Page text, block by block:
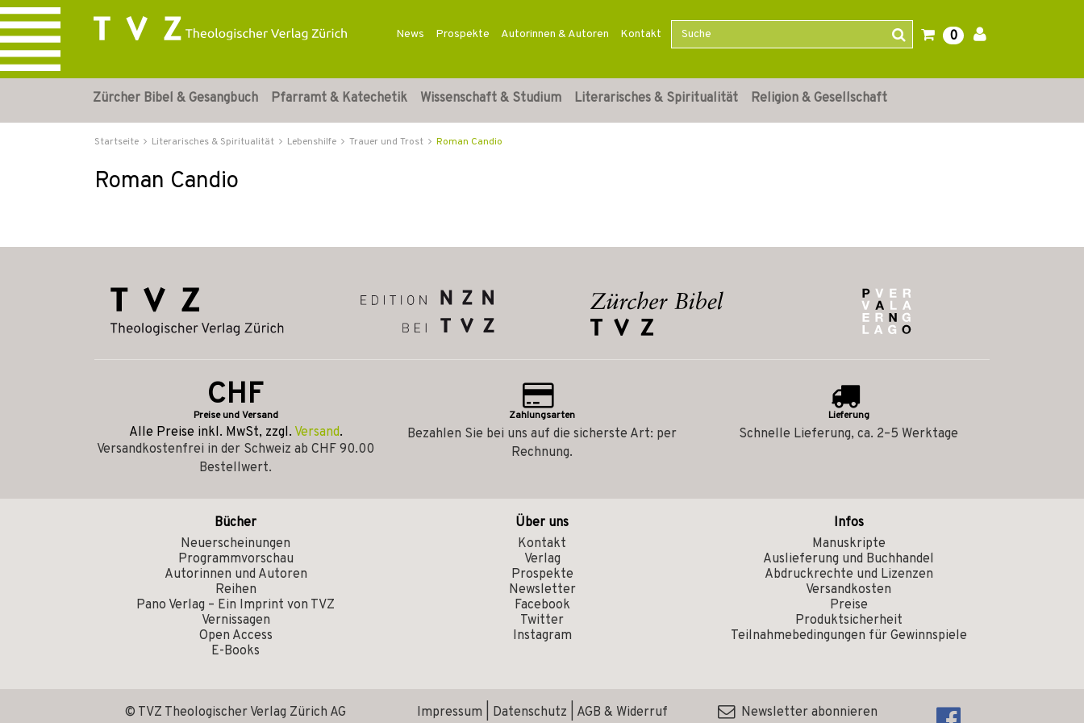
News Prospekte Autorinnen & Autoren Kontakt 0
Zürcher Bibel & Gesangbuch Pfarramt & Katechetik Wissenschaft & Studium Literarisches & Spiritualität Religion & Gesellschaft
Startseite Literarisches & Spiritualität Lebenshilfe Trauer und Trost Roman Candio
Roman Candio
CHF
Preise und Versand
Alle Preise inkl. MwSt, zzgl. Versand.
Versandkostenfrei in der Schweiz ab CHF 90.00
Bestellwert.
Zahlungsarten
Bezahlen Sie bei uns auf die sicherste Art: per
Rechnung.
Lieferung
Schnelle Lieferung, ca. 2–5 Werktage
Bücher
Neuerscheinungen
Programmvorschau
Autorinnen und Autoren
Reihen
Pano Verlag – Ein Imprint von TVZ
Vernissagen
Open Access
E-Books
Über uns
Kontakt
Verlag
Prospekte
Newsletter
Facebook
Twitter
Instagram
Infos
Manuskripte
Auslieferung und Buchhandel
Abdruckrechte und Lizenzen
Versandkosten
Preise
Produktsicherheit
Teilnahmebedingungen für Gewinnspiele
© TVZ Theologischer Verlag Zürich AG Impressum Datenschutz AGB & Widerruf Newsletter abonnieren